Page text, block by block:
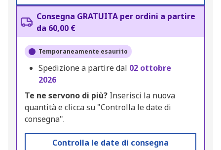
Consegna GRATUITA per ordini a partire
da 60,00 €
Temporaneamente esaurito
Spedizione a partire dal 02 ottobre
2026
Te ne servono di più? Inserisci la nuova
quantità e clicca su "Controlla le date di
consegna".
Controlla le date di consegna